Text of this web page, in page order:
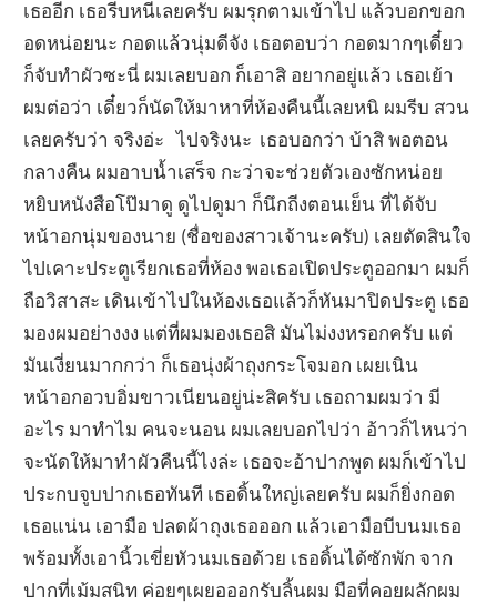
เธออีก เธอรีบหนีเลยครับ ผมรุกตามเข้าไป แล้วบอกขอก
อดหน่อยนะ กอดแล้วนุ่มดีจัง เธอตอบว่า กอดมากๆเดี๋ยว
ก็จับทำผัวซะนี่ ผมเลยบอก ก็เอาสิ อยากอยู่แล้ว เธอเย้า
ผมต่อว่า เดี๋ยวก็นัดให้มาหาที่ห้องคืนนี้เลยหนิ ผมรีบ สวน
เลยครับว่า จริงอ่ะ ไปจริงนะ เธอบอกว่า บ้าสิ พอตอน
กลางคืน ผมอาบน้ำเสร็จ กะว่าจะช่วยตัวเองซักหน่อย
หยิบหนังสือโป๊มาดู ดูไปดูมา ก็นึกถีงตอนเย็น ที่ได้จับ
หน้าอกนุ่มของนาย (ชื่อของสาวเจ้านะครับ) เลยตัดสินใจ
ไปเคาะประตูเรียกเธอที่ห้อง พอเธอเปิดประตูออกมา ผมก็
ถือวิสาสะ เดินเข้าไปในห้องเธอแล้วก็หันมาปิดประตู เธอ
มองผมอย่างงง แต่ที่ผมมองเธอสิ มันไม่งงหรอกครับ แต่
มันเงี่ยนมากกว่า ก็เธอนุ่งผ้าถุงกระโจมอก เผยเนิน
หน้าอกอวบอิ่มขาวเนียนอยู่น่ะสิครับ เธอถามผมว่า มี
อะไร มาทำไม คนจะนอน ผมเลยบอกไปว่า อ้าวก็ไหนว่า
จะนัดให้มาทำผัวคืนนี้ไงล่ะ เธอจะอ้าปากพูด ผมก็เข้าไป
ประกบจูบปากเธอทันที เธอดิ้นใหญ่เลยครับ ผมก็ยิ่งกอด
เธอแน่น เอามือ ปลดผ้าถุงเธอออก แล้วเอามือบีบนมเธอ
พร้อมทั้งเอานิ้วเขี่ยหัวนมเธอด้วย เธอดิ้นได้ซักพัก จาก
ปากที่เม้มสนิท ค่อยๆเผยอออกรับลิ้นผม มือที่คอยผลักผม